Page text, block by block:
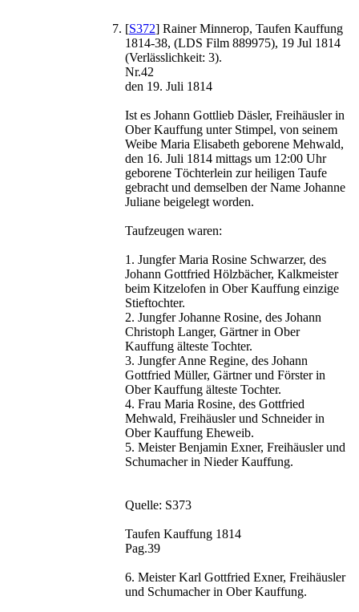
[S372] Rainer Minnerop, Taufen Kauffung
1814-38, (LDS Film 889975), 19 Jul 1814
(Verlässlichkeit: 3).
Nr.42
den 19. Juli 1814
Ist es Johann Gottlieb Däsler, Freihäusler in
Ober Kauffung unter Stimpel, von seinem
Weibe Maria Elisabeth geborene Mehwald,
den 16. Juli 1814 mittags um 12:00 Uhr
geborene Töchterlein zur heiligen Taufe
gebracht und demselben der Name Johanne
Juliane beigelegt worden.
Taufzeugen waren:
1. Jungfer Maria Rosine Schwarzer, des
Johann Gottfried Hölzbächer, Kalkmeister
beim Kitzelofen in Ober Kauffung einzige
Stieftochter.
2. Jungfer Johanne Rosine, des Johann
Christoph Langer, Gärtner in Ober
Kauffung älteste Tochter.
3. Jungfer Anne Regine, des Johann
Gottfried Müller, Gärtner und Förster in
Ober Kauffung älteste Tochter.
4. Frau Maria Rosine, des Gottfried
Mehwald, Freihäusler und Schneider in
Ober Kauffung Eheweib.
5. Meister Benjamin Exner, Freihäusler und
Schumacher in Nieder Kauffung.
Quelle: S373
Taufen Kauffung 1814
Pag.39
6. Meister Karl Gottfried Exner, Freihäusler
und Schumacher in Ober Kauffung.